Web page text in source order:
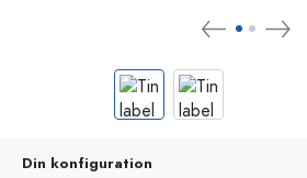
Din konfiguration